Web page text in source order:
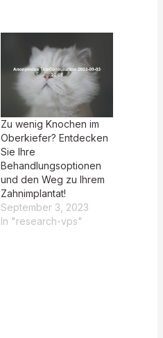
Zu wenig Knochen im
Oberkiefer? Entdecken
Sie Ihre
Behandlungsoptionen
und den Weg zu Ihrem
Zahnimplantat!
September 3, 2023
In "research-vps"